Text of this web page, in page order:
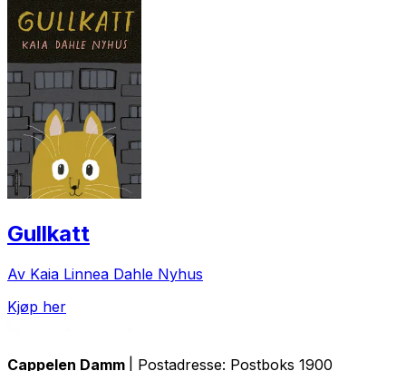
Gullkatt
Av Kaia Linnea Dahle Nyhus
Kjøp her
Cappelen Damm
| Postadresse: Postboks 1900